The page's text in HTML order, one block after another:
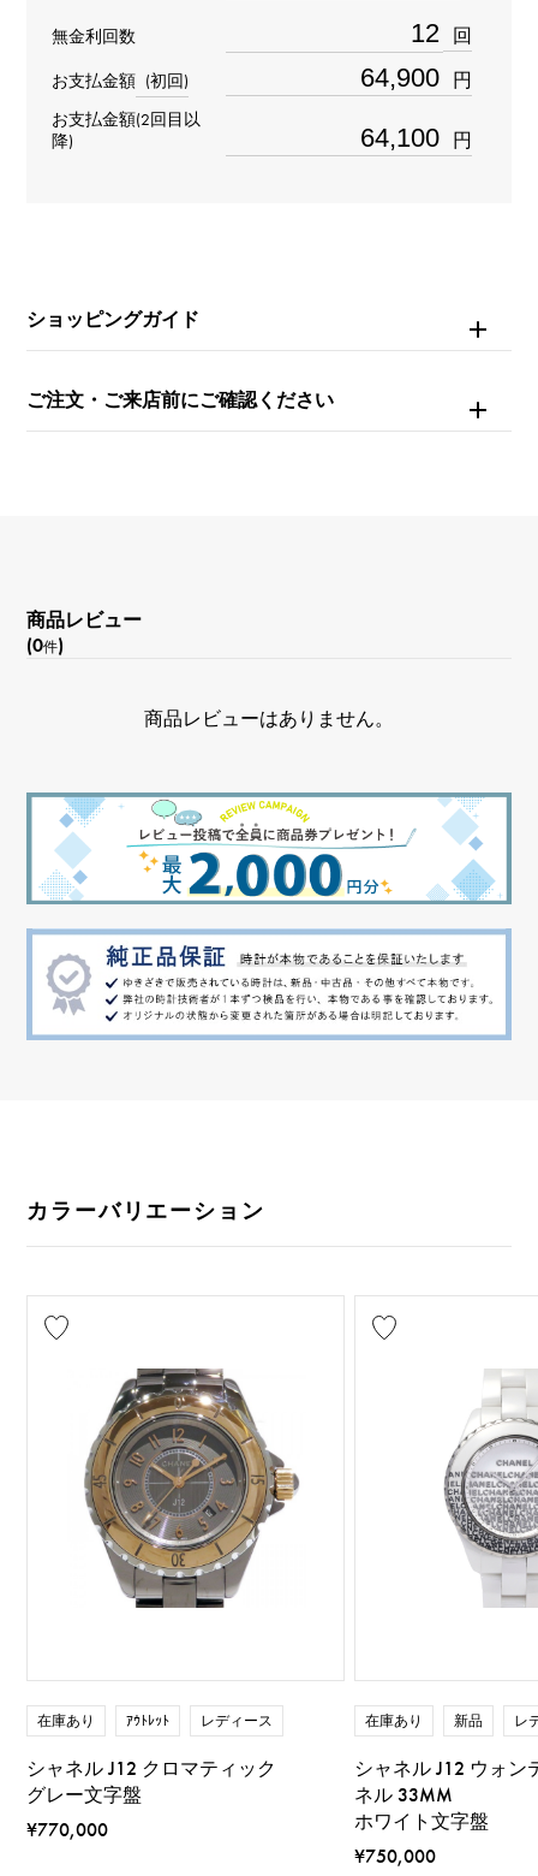
ムーブメント
クォーツ
防水
-
グレー
無金利回数 回
お支払金額 (初回) 円
お支払金額(2回目以
降)
円
ショッピングガイド
ご注文・ご来店前にご確認ください
商品レビュー
(0件)
商品レビューはありません。
カラーバリエーション
在庫あり ｱｳﾄﾚｯﾄ レディース
シャネル J12 クロマティック
グレー文字盤
¥770,000
在庫あり 新品 レ
シャネル J12 ウォン
ネル 33MM
ホワイト文字盤
¥750,000